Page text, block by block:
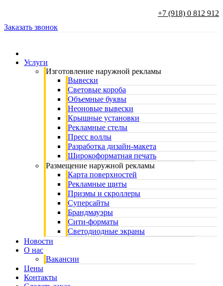
+7 (918) 0 812 912
Заказать звонок
Услуги
Изготовление наружной рекламы
Вывески
Световые короба
Объемные буквы
Неоновые вывески
Крышные установки
Рекламные стелы
Пресс воллы
Разработка дизайн-макета
Широкоформатная печать
Размещение наружной рекламы
Карта поверхностей
Рекламные щиты
Призмы и скроллеры
Суперсайты
Брандмауэры
Сити-форматы
Светодиодные экраны
Новости
О нас
Вакансии
Цены
Контакты